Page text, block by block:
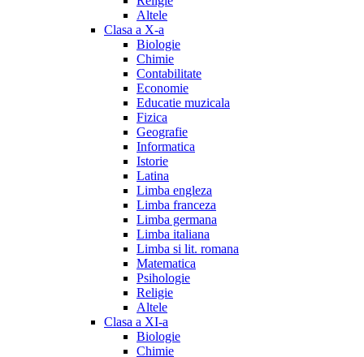
Altele
Clasa a X-a
Biologie
Chimie
Contabilitate
Economie
Educatie muzicala
Fizica
Geografie
Informatica
Istorie
Latina
Limba engleza
Limba franceza
Limba germana
Limba italiana
Limba si lit. romana
Matematica
Psihologie
Religie
Altele
Clasa a XI-a
Biologie
Chimie